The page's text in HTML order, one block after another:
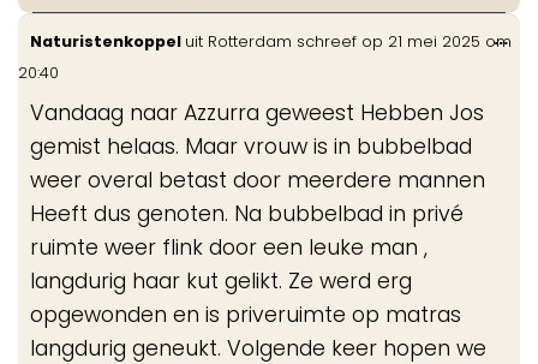
Naturistenkoppel uit Rotterdam schreef op 21 mei 2025 om
20:40
Vandaag naar Azzurra geweest Hebben Jos
gemist helaas. Maar vrouw is in bubbelbad
weer overal betast door meerdere mannen
Heeft dus genoten. Na bubbelbad in privé
ruimte weer flink door een leuke man ,
langdurig haar kut gelikt. Ze werd erg
opgewonden en is priveruimte op matras
langdurig geneukt. Volgende keer hopen we
...